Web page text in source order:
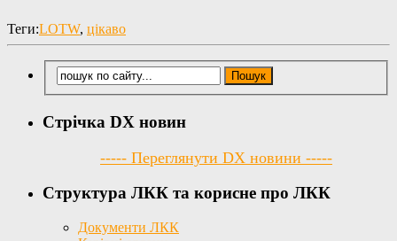
Теги:LOTW, цікаво
Стрічка DX новин
----- Переглянути DX новини -----
Структура ЛКК та корисне про ЛКК
Документи ЛКК